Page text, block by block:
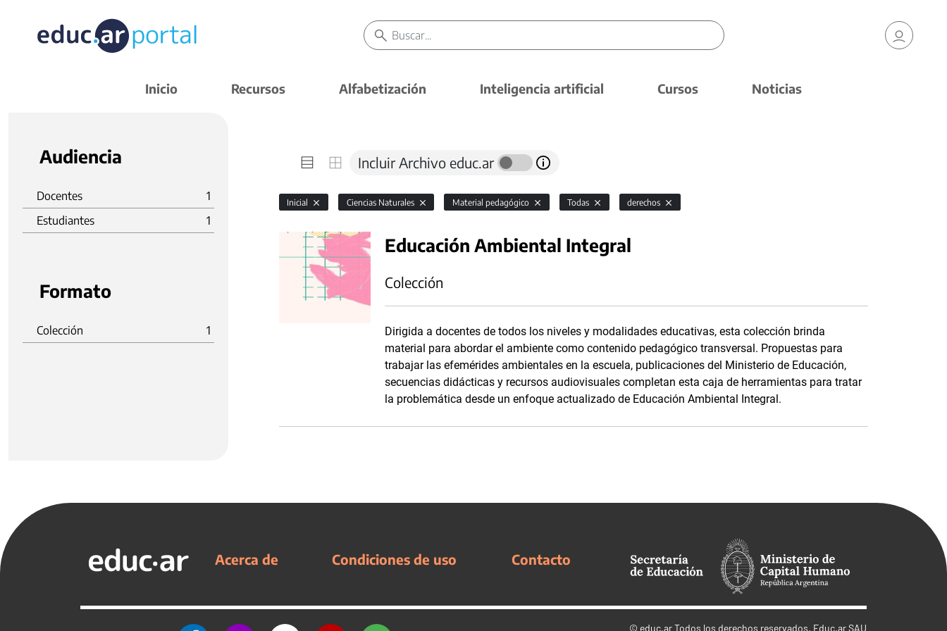
Inicio Recursos Alfabetización Inteligencia artificial Cursos Noticias
Audiencia
Docentes
1
Estudiantes
1
Formato
Colección 1
Incluir Archivo educ.ar
Inicial Ciencias Naturales Material pedagógico Todas derechos
Educación Ambiental Integral
Colección
Dirigida a docentes de todos los niveles y modalidades educativas, esta colección brinda
material para abordar el ambiente como contenido pedagógico transversal. Propuestas para
trabajar las efemérides ambientales en la escuela, publicaciones del Ministerio de Educación,
secuencias didácticas y recursos audiovisuales completan esta caja de herramientas para tratar
la problemática desde un enfoque actualizado de Educación Ambiental Integral.
Acerca de Condiciones de uso Contacto
© educ.arTodos los derechos reservados. Educ.ar SAU